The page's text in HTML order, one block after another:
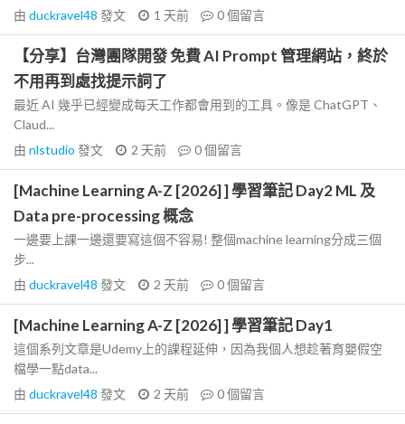
由 duckravel48 發文 1 天前 0個留言
【分享】台灣團隊開發 免費 AI Prompt 管理網站，終於
不用再到處找提示詞了
最近 AI 幾乎已經變成每天工作都會用到的工具。像是 ChatGPT、
Claud...
由 nlstudio 發文 2 天前 0個留言
[Machine Learning A-Z [2026] ] 學習筆記 Day2 ML 及
Data pre-processing 概念
一邊要上課一邊還要寫這個不容易! 整個machine learning分成三個
步...
由 duckravel48 發文 2 天前 0個留言
[Machine Learning A-Z [2026] ] 學習筆記 Day1
這個系列文章是Udemy上的課程延伸，因為我個人想趁著育嬰假空
檔學一點data...
由 duckravel48 發文 2 天前 0個留言